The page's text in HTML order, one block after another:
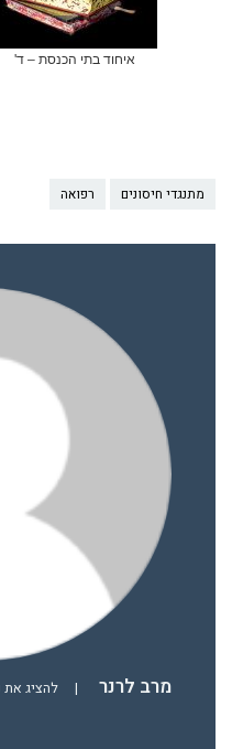
איחוד בתי הכנסת – ד'
מתנגדי חיסונים רפואה
מרב לרנר | להציג